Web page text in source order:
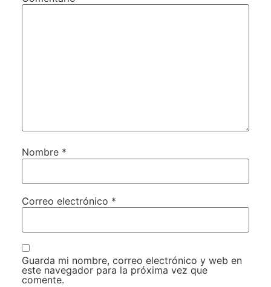
Nombre *
Correo electrónico *
Guarda mi nombre, correo electrónico y web en
este navegador para la próxima vez que
comente.